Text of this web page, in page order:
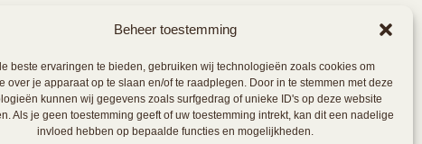
Beheer toestemming
beste ervaringen te bieden, gebruiken wij technologieën zoals cookies om
over je apparaat op te slaan en/of te raadplegen. Door in te stemmen met deze
kunnen wij gegevens zoals surfgedrag of unieke ID's op deze website
Als je geen toestemming geeft of uw toestemming intrekt, kan dit een nadelige
invloed hebben op bepaalde functies en mogelijkheden.